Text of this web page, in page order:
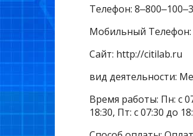
Телефон:
Мобильный Телефон:
Сайт: http://citilab.ru
вид деятельности:
Время работы: Пн: с
18:30, Пт: с 07:30 до